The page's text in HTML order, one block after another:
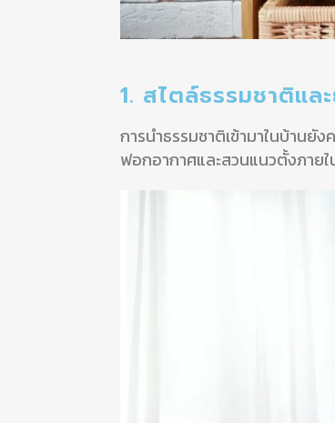
1. สไตล์ธรรมชาติแล
การนำธรรมชาติเข้ามาในบ้านยั
ฟอกอากาศและสวนแนวตั้งภาย